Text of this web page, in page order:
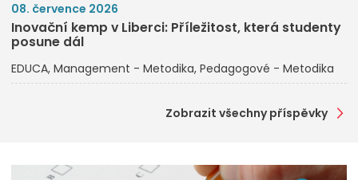
08. července 2026
Inovační kemp v Liberci: Příležitost, která studenty
posune dál
EDUCA Management - Metodika Pedagogové - Metodika
Zobrazit všechny příspěvky